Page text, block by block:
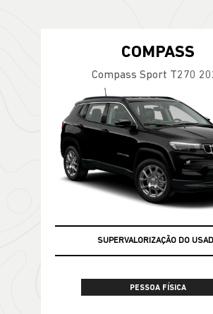
COMPASS
Compass Sport T270
SUPERVALORIZAÇÃO DO
PESSOA FÍSICA